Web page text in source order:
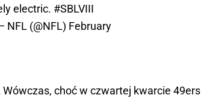
electric. #SBLVIII
NFL (@NFL) February
Wówczas, choć w czwartej kwarcie 49ers